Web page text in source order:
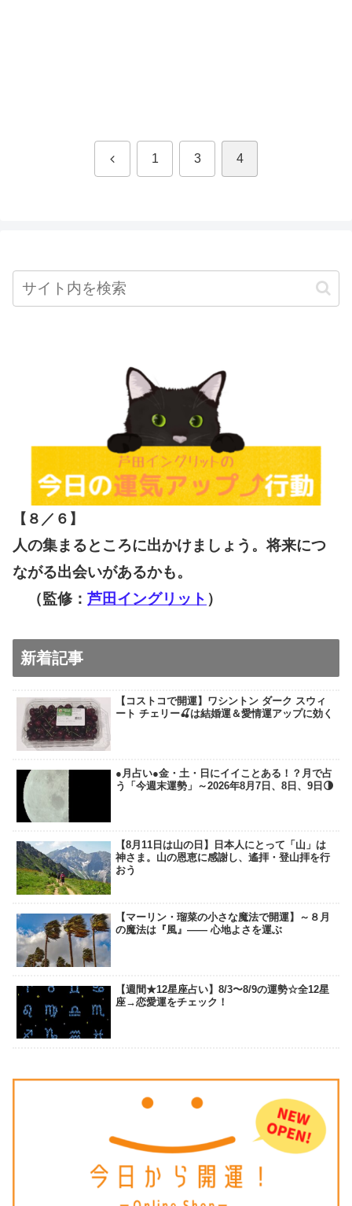
前 1 3 4
【８／６ 】
人の集まるところに出かけましょう。将来につ
ながる出会いがあるかも。
（監修： 芦田イングリット ）
新着記事
【コストコで開運】ワシントン ダーク スウィ
ート チェリー🍒は結婚運＆愛情運アップに効く
●月占い●金・土・日にイイことある！？月で占
う「今週末運勢」～2026年8月7日、8日、9日🌗
【8月11日は山の日】日本人にとって「山」は
神さま。山の恩恵に感謝し、遙拝・登山拝を行
おう
【マーリン・瑠菜の小さな魔法で開運】～８月
の魔法は『風』―― 心地よさを運ぶ
【週間★12星座占い】8/3〜8/9の運勢☆全12星
座→恋愛運をチェック！